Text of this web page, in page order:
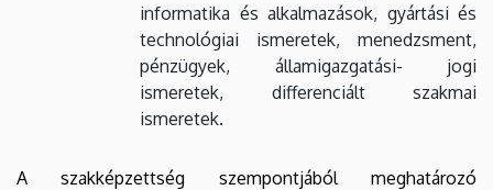
informatika és alkalmazások, gyártási és
technológiai ismeretek, menedzsment,
pénzügyek, államigazgatási- jogi
ismeretek, differenciált szakmai
ismeretek.
A szakképzettség szempontjából meghatározó